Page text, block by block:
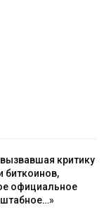
критику
официальное